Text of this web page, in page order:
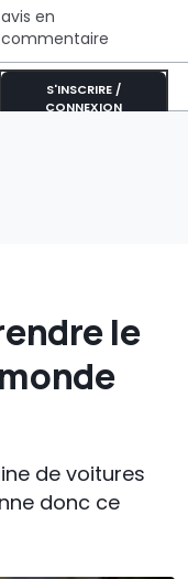
avis en
commentaire
S'INSCRIRE /
CONNEXION
le
de voitures
donc ce